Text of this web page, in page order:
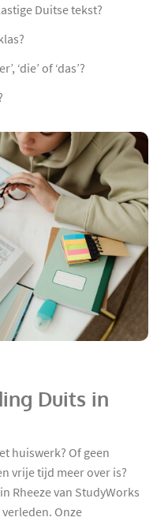
Duitse tekst?
‘die’ of ‘das’?
Duits in
huiswerk? Of geen
vrije tijd meer over is?
Rheeze van StudyWorks
Onze